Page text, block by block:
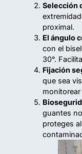
Selección
proximal.
El ángulo
con el
30°.
Fijación
que sea
guantes
proteges